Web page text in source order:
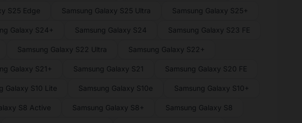
S25 Edge Samsung Galaxy S25 Ultra Samsung Galaxy S25+
Galaxy S24+ Samsung Galaxy S24 Samsung Galaxy S23 FE
Samsung Galaxy S22 Ultra Samsung Galaxy S22+
Galaxy S21+ Samsung Galaxy S21 Samsung Galaxy S20 FE
Galaxy S10 Lite Samsung Galaxy S10e Samsung Galaxy S10+
S8 Active Samsung Galaxy S8+ Samsung Galaxy S8